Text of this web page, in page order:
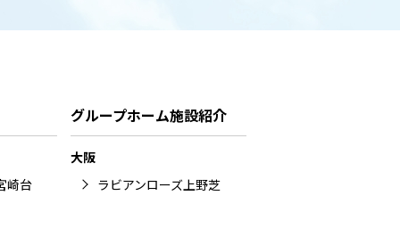
崎台
グループホーム施設紹介
大阪
ラビアンローズ上野芝